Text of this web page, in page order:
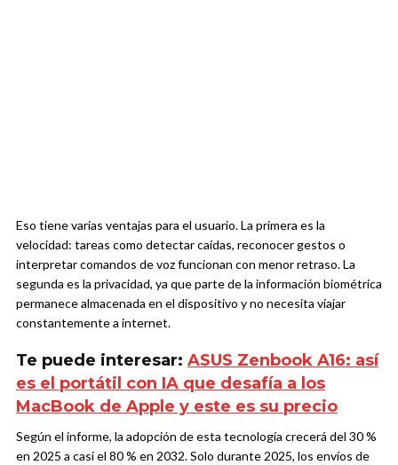
Eso tiene varias ventajas para el usuario. La primera es la
velocidad: tareas como detectar caídas, reconocer gestos o
interpretar comandos de voz funcionan con menor retraso. La
segunda es la privacidad, ya que parte de la información biométrica
permanece almacenada en el dispositivo y no necesita viajar
constantemente a internet.
Te puede interesar: ASUS Zenbook A16: así
es el portátil con IA que desafía a los
MacBook de Apple y este es su precio
Según el informe, la adopción de esta tecnología crecerá del 30 %
en 2025 a casi el 80 % en 2032. Solo durante 2025, los envíos de